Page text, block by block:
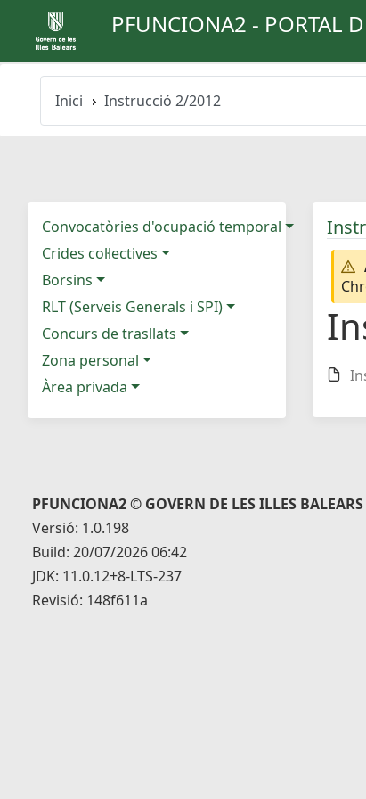
PFUNCIONA2 - PORTAL
Inici Instrucció 2/2012
Convocatòries d'ocupació temporal
Crides col·lectives
Borsins
RLT (Serveis Generals i SPI)
Concurs de trasllats
Zona personal
Àrea privada
PFUNCIONA2 © GOVERN DE LES ILLES BALEARS
Versió: 1.0.198
Build: 20/07/2026 06:42
JDK: 11.0.12+8-LTS-237
Revisió: 148f611a